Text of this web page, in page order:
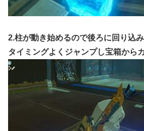
2.柱が動き始めるので後ろに回り込
タイミングよくジャンプし宝箱から